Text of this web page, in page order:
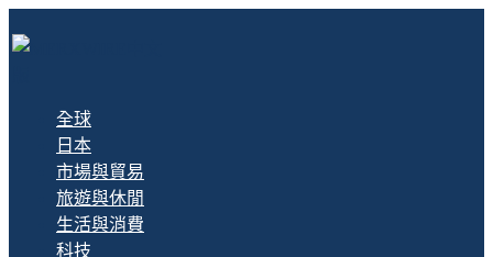
全球
日本
市場與貿易
旅遊與休閒
生活與消費
科技